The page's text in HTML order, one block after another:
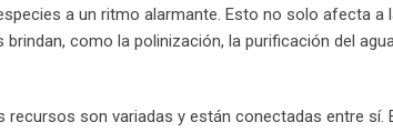
a un ritmo alarmante. Esto no solo afecta a
como la polinización, la purificación del
son variadas y están conectadas entre sí.